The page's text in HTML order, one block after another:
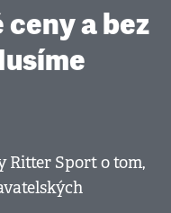
a bez
Ritter Sport o tom,